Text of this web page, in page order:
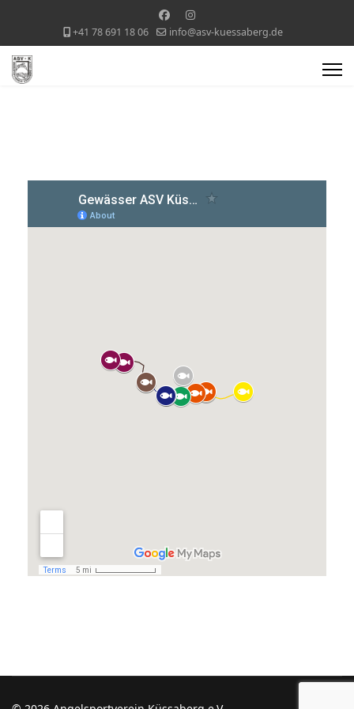
+41 78 691 18 06 info@asv-kuessaberg.de